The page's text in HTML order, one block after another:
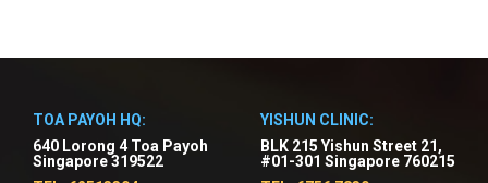
TOA PAYOH HQ:
640 Lorong 4 Toa Payoh
Singapore 319522
YISHUN CLINIC:
BLK 215 Yishun Street 21,
#01-301 Singapore 760215